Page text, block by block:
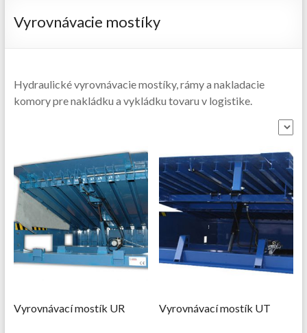
Vyrovnávacie mostíky
Hydraulické vyrovnávacie mostíky, rámy a nakladacie
komory pre nakládku a vykládku tovaru v logistike.
Vyrovnávací mostík UR Vyrovnávací mostík UT